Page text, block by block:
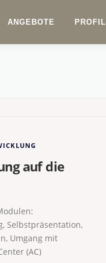
ANGEBOTE PROFIL
auf die
Selbstpräsentation,
Umgang mit
(AC)